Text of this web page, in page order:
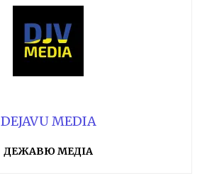
DEJAVU MEDIA
ДЕЖАВЮ МЕДІА